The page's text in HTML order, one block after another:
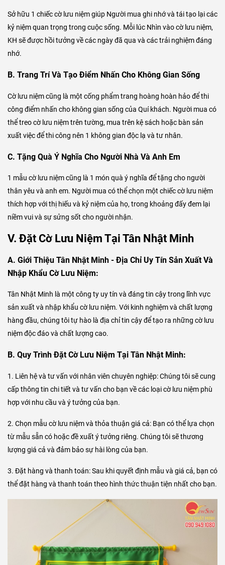
Sở hữu 1 chiếc cờ lưu niệm giúp Người mua ghi nhớ và tái tạo lại các
kỷ niệm quan trọng trong cuộc sống. Mỗi lúc Nhìn vào cờ lưu niệm,
KH sẽ được hồi tưởng về các ngày đã qua và các trải nghiệm đáng
nhớ.
B. Trang Trí Và Tạo Điểm Nhấn Cho Không Gian Sống
Cờ lưu niệm cũng là một cống phẩm trang hoàng hoàn hảo để thi
công điểm nhấn cho không gian sống của Quí khách. Người mua có
thể treo cờ lưu niệm trên tường, mua trên kệ sách hoặc bàn sản
xuất việc để thi công nên 1 không gian độc lạ và tư nhân.
C. Tặng Quà Ý Nghĩa Cho Người Nhà Và Anh Em
1 mẫu cờ lưu niệm cũng là 1 món quà ý nghĩa để tặng cho người
thân yêu và anh em. Người mua có thể chọn một chiếc cờ lưu niệm
thích hợp với thị hiếu và kỷ niệm của họ, trong khoảng đấy đem lại
niềm vui và sự sửng sốt cho người nhận.
V. Đặt Cờ Lưu Niệm Tại Tân Nhật Minh
A. Giới Thiệu Tân Nhật Minh - Địa Chỉ Uy Tín Sản Xuất Và
Nhập Khẩu Cờ Lưu Niệm:
Tân Nhật Minh là một công ty uy tín và đáng tin cậy trong lĩnh vực
sản xuất và nhập khẩu cờ lưu niệm. Với kinh nghiệm và chất lượng
hàng đầu, chúng tôi tự hào là địa chỉ tin cậy để tạo ra những cờ lưu
niệm độc đáo và chất lượng cao.
B. Quy Trình Đặt Cờ Lưu Niệm Tại Tân Nhật Minh:
1. Liên hệ và tư vấn với nhân viên chuyên nghiệp: Chúng tôi sẽ cung
cấp thông tin chi tiết và tư vấn cho bạn về các loại cờ lưu niệm phù
hợp với nhu cầu và ý tưởng của bạn.
2. Chọn mẫu cờ lưu niệm và thỏa thuận giá cả: Bạn có thể lựa chọn
từ mẫu sẵn có hoặc đề xuất ý tưởng riêng. Chúng tôi sẽ thương
lượng giá cả và đảm bảo sự hài lòng của bạn.
3. Đặt hàng và thanh toán: Sau khi quyết định mẫu và giá cả, bạn có
thể đặt hàng và thanh toán theo hình thức thuận tiện nhất cho bạn.